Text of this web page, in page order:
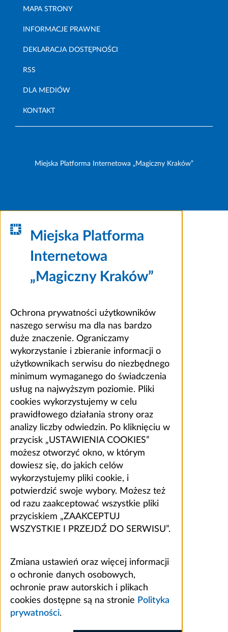
MAPA STRONY
INFORMACJE PRAWNE
DEKLARACJA DOSTĘPNOŚCI
RSS
DLA MEDIÓW
KONTAKT
Miejska Platforma Internetowa „Magiczny Kraków”
Miejska Platforma
Internetowa
„Magiczny Kraków”
Ochrona prywatności użytkowników
naszego serwisu ma dla nas bardzo
duże znaczenie. Ograniczamy
wykorzystanie i zbieranie informacji o
użytkownikach serwisu do niezbędnego
minimum wymaganego do świadczenia
usług na najwyższym poziomie. Pliki
cookies wykorzystujemy w celu
prawidłowego działania strony oraz
analizy liczby odwiedzin. Po kliknięciu w
przycisk „USTAWIENIA COOKIES”
możesz otworzyć okno, w którym
dowiesz się, do jakich celów
wykorzystujemy pliki cookie, i
potwierdzić swoje wybory. Możesz też
od razu zaakceptować wszystkie pliki
przyciskiem „ZAAKCEPTUJ
WSZYSTKIE I PRZEJDŹ DO SERWISU”.
Zmiana ustawień oraz więcej informacji
o ochronie danych osobowych,
ochronie praw autorskich i plikach
cookies dostępne są na stronie Polityka
prywatności.